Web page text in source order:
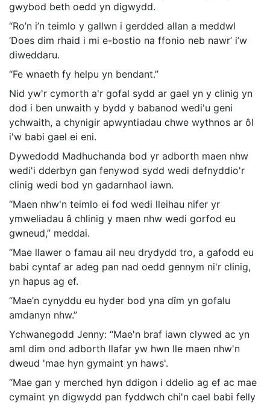
gwybod beth oedd yn digwydd.
“Ro’n i’n teimlo y gallwn i gerdded allan a meddwl
‘Does dim rhaid i mi e-bostio na ffonio neb nawr’ i’w
diweddaru.
“Fe wnaeth fy helpu yn bendant.”
Nid yw'r cymorth a'r gofal sydd ar gael yn y clinig yn
dod i ben unwaith y bydd y babanod wedi'u geni
ychwaith, a chynigir apwyntiadau chwe wythnos ar ôl
i'w babi gael ei eni.
Dywedodd Madhuchanda bod yr adborth maen nhw
wedi'i dderbyn gan fenywod sydd wedi defnyddio'r
clinig wedi bod yn gadarnhaol iawn.
“Maen nhw'n teimlo ei fod wedi lleihau nifer yr
ymweliadau â chlinig y maen nhw wedi gorfod eu
gwneud,” meddai.
“Mae llawer o famau ail neu drydydd tro, a gafodd eu
babi cyntaf ar adeg pan nad oedd gennym ni'r clinig,
yn hapus ag ef.
“Mae’n cynyddu eu hyder bod yna dîm yn gofalu
amdanyn nhw.”
Ychwanegodd Jenny: “Mae'n braf iawn clywed ac yn
aml dim ond adborth llafar yw hwn lle maen nhw'n
dweud 'mae hyn gymaint yn haws'.
“Mae gan y merched hyn ddigon i ddelio ag ef ac mae
cymaint yn digwydd pan fyddwch chi'n cael babi felly